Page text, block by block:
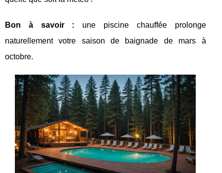
Bon à savoir : une piscine chauffée prolonge
naturellement votre saison de baignade de mars à
octobre.